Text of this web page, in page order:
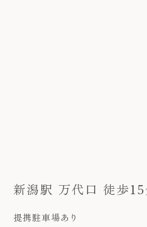
新潟駅 万代口 徒歩15
提携駐車場あり